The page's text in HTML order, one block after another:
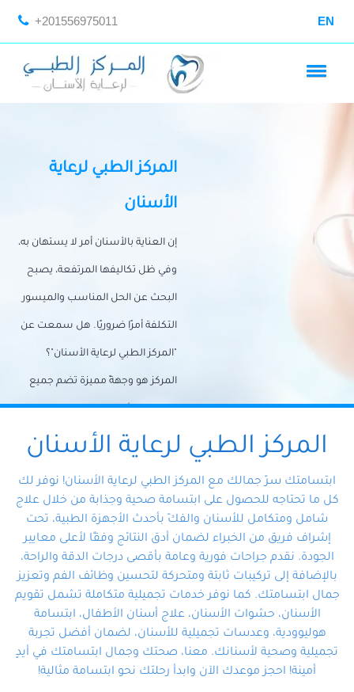
+201556975011 EN
المركز الطبي لرعاية
الأسنان
إن العناية بالأسنان أمر لا يستهان به،
وفي ظل تكاليفها المرتفعة، يصبح
البحث عن الحل المناسب والميسور
التكلفة أمرًا ضروريًا. هل سمعت عن
"المركز الطبي لرعاية الأسنان"؟
المركز هو وجهةً مميزة تضم جميع
احتياجات الأسنان تحت سقف واحد،
وتضمن لك حلاً شاملًا لجميع
المتخصص ذوي الخبرة، ستجد نفسك
في أيد أمينة تلبي احتياجاتك بكل
احترافية ودقة.
المركز الطبي لرعاية الأسنان
ابتسامتك سرّ جمالك مع المركز الطبي لرعاية الأسنان! نوفر لك
كل ما تحتاجه للحصول على ابتسامة صحية وجذابة من خلال علاج
شامل ومتكامل للأسنان والفكّ بأحدث الأجهزة الطبية، تحت
إشراف فريق من الخبراء لضمان أدق النتائج وفقًا لأعلى معايير
الجودة. نقدم جراحات فورية وعامة بأقصى درجات الدقة والراحة،
بالإضافة إلى تركيبات ثابتة ومتحركة لتحسين وظائف الفم وتعزيز
جمال ابتسامتك. كما نوفر خدمات تجميلية متكاملة تشمل تقويم
الأسنان، حشوات الأسنان، علاج أسنان الأطفال، ابتسامة
هوليوودية، وعدسات تجميلية للأسنان، لضمان أفضل تجربة
تجميلية وصحية لأسنانك. معنا، صحتك وجمال ابتسامتك في أيدٍ
أمينة! احجز موعدك الآن وابدأ رحلتك نحو ابتسامة مثالية!